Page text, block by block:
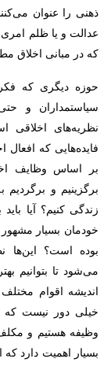
ذهنی را عنوان
عدالت و یا ظلم
که در مبانی اخلاق
حوزه دیگری که فکر
سیاستمداران و
نظریه‌های
فایده‌هایی که افعال
بر اساس وظایف‌
برگزینیم و
زندگی کنیم؟ آیا
خودمان بسیار
بوده است؟ این‌ها
می‌شود تا بتوانیم
اندیشه اقوام
خیلی دور نیست که
وظیفه هستیم و مکلف
بسیار اهمیت دارد